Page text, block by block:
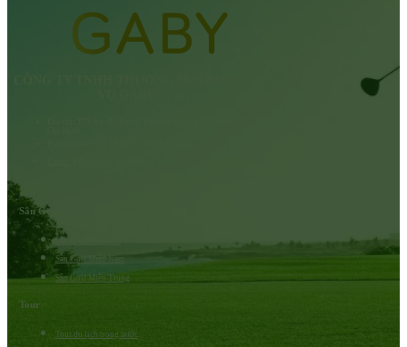
Sân Golf
Sân Golf Miền Bắc
Sân Golf Miền Nam
Sân Golf Miền Trung
Tour
Tour du lịch trong nước